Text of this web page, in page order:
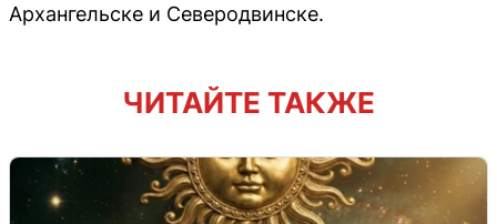
Архангельске и Северодвинске.
ЧИТАЙТЕ ТАКЖЕ